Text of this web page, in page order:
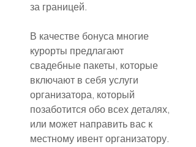
за границей.
В качестве бонуса многие
курорты предлагают
свадебные пакеты, которые
включают в себя услуги
организатора, который
позаботится обо всех деталях,
или может направить вас к
местному ивент организатору.